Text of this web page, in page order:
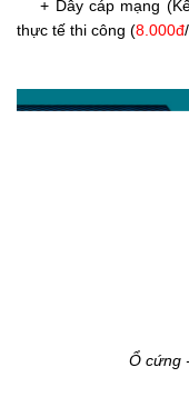
+ Dây cáp mạng
thực tế thi công (8.000đ
Ổ cứng